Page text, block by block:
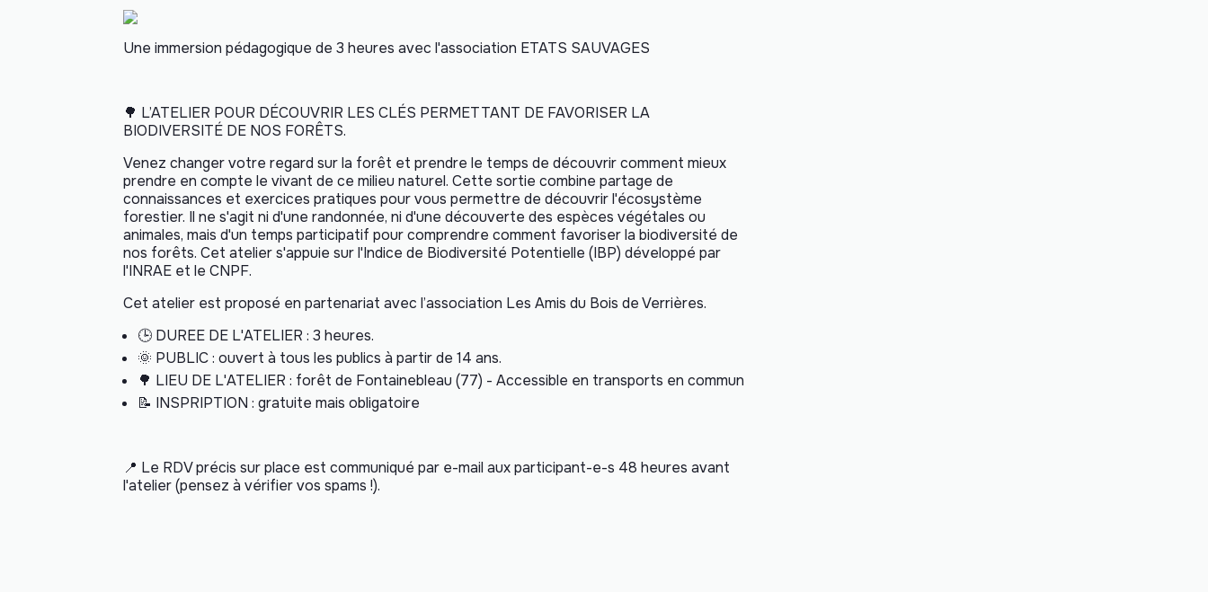
Une immersion pédagogique de 3 heures avec l'association ETATS SAUVAGES
🌳 L’ATELIER POUR DÉCOUVRIR LES CLÉS PERMETTANT DE FAVORISER LA
BIODIVERSITÉ DE NOS FORÊTS.
Venez changer votre regard sur la forêt et prendre le temps de découvrir comment mieux
prendre en compte le vivant de ce milieu naturel. Cette sortie combine partage de
connaissances et exercices pratiques pour vous permettre de découvrir l'écosystème
forestier. Il ne s'agit ni d'une randonnée, ni d'une découverte des espèces végétales ou
animales, mais d'un temps participatif pour comprendre comment favoriser la biodiversité de
nos forêts. Cet atelier s'appuie sur l'Indice de Biodiversité Potentielle (IBP) développé par
l'INRAE et le CNPF.
Cet atelier est proposé en partenariat avec l’association Les Amis du Bois de Verrières.
🕒 DUREE DE L'ATELIER : 3 heures.
🌞 PUBLIC : ouvert à tous les publics à partir de 14 ans.
🌳 LIEU DE L'ATELIER : forêt de Fontainebleau (77) - Accessible en transports en commun
📝 INSPRIPTION : gratuite mais obligatoire
📍 Le RDV précis sur place est communiqué par e-mail aux participant-e-s 48 heures avant
l'atelier (pensez à vérifier vos spams !).